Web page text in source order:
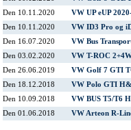
Den 10.11.2020
VW UP eUP
Den 10.11.2020
VW ID3 Pro og
Den 16.07.2020
VW Bus
Den 03.02.2020
VW T-ROC
Den 26.06.2019
VW Golf 7 GTI
Den 18.12.2018
VW Polo GTI
Den 10.09.2018
VW BUS T5/T6
Den 01.06.2018
VW Arteon R-